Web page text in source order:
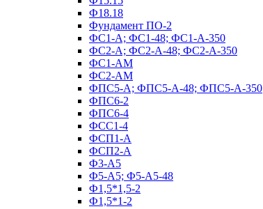
Ф18.18
Фундамент ПО‑2
ФС1-А; ФС1-48; ФС1-А-350
ФС2-А; ФС2-А-48; ФС2-А-350
ФС1-АМ
ФС2-АМ
ФПС5-А; ФПС5-А-48; ФПС5-А-350
ФПС6-2
ФПС6-4
ФСС1-4
ФСП1-А
ФСП2-А
Ф3-А5
Ф5-А5; Ф5-А5-48
Ф1,5*1,5-2
Ф1,5*1-2